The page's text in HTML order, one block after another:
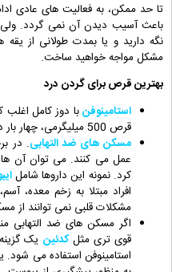
تا حد ممکن، به فعالیت های عادی
باعث آسیب دیدن آن نمی گردد.
نگه دارید و یا بمدت طولانی از یقه
مشکل مواجه خواهید ساخت.
بهترین قرص برای گردن درد
استامینوفنبا دوز کامل اغلب
قرص 500 میلیگرمی، چهار بار در روز است.
مسکن های ضد التهابی. در
عمل می کنند. می توان آن ها
کرد. نمونه این داروها شامل
افراد مبتلا به زخم معده،
مشکلات قلبی نمی توانند از
اگر مسکن های ضد التهابی
قوی تری مثلکدئین یک
استامینوفن استفاده می